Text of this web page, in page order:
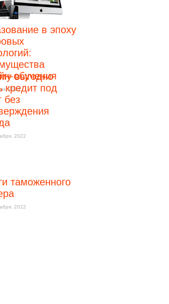
в эпоху
обучения
2024
выгодно
кредит под
без
2022
таможенного
2022